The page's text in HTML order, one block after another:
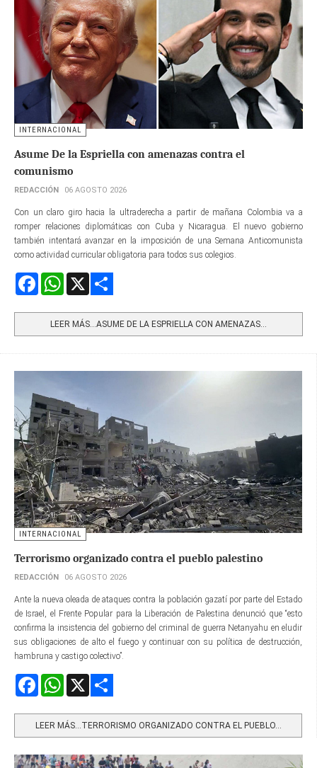
INTERNACIONAL
Asume De la Espriella con amenazas contra el
comunismo
REDACCIÓN 06 AGOSTO 2026
Con un claro giro hacia la ultraderecha a partir de mañana Colombia va a
romper relaciones diplomáticas con Cuba y Nicaragua. El nuevo gobierno
también intentará avanzar en la imposición de una Semana Anticomunista
como actividad curricular obligatoria para todos sus colegios.
FacebookWhatsApp
LEER MÁS…ASUME DE LA ESPRIELLA CON AMENAZAS...
INTERNACIONAL
Terrorismo organizado contra el pueblo palestino
REDACCIÓN 06 AGOSTO 2026
Ante la nueva oleada de ataques contra la población gazatí por parte del Estado
de Israel, el Frente Popular para la Liberación de Palestina denunció que “esto
confirma la insistencia del gobierno del criminal de guerra Netanyahu en eludir
sus obligaciones de alto el fuego y continuar con su política de destrucción,
hambruna y castigo colectivo”.
FacebookWhatsApp
LEER MÁS…TERRORISMO ORGANIZADO CONTRA EL PUEBLO...